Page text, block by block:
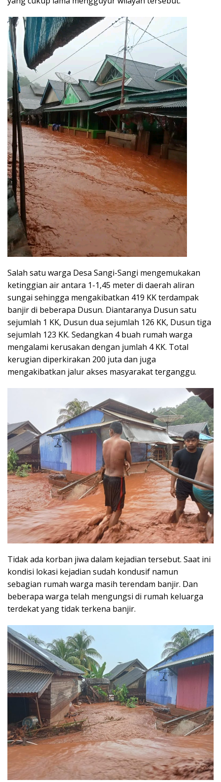
Salah satu warga Desa Sangi-Sangi mengemukakan
ketinggian air antara 1-1,45 meter di daerah aliran
sungai sehingga mengakibatkan 419 KK terdampak
banjir di beberapa Dusun. Diantaranya Dusun satu
sejumlah 1 KK, Dusun dua sejumlah 126 KK, Dusun tiga
sejumlah 123 KK. Sedangkan 4 buah rumah warga
mengalami kerusakan dengan jumlah 4 KK. Total
kerugian diperkirakan 200 juta dan juga
mengakibatkan jalur akses masyarakat terganggu.
Tidak ada korban jiwa dalam kejadian tersebut. Saat ini
kondisi lokasi kejadian sudah kondusif namun
sebagian rumah warga masih terendam banjir. Dan
beberapa warga telah mengungsi di rumah keluarga
terdekat yang tidak terkena banjir.